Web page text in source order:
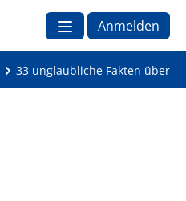
Anmelden
33 unglaubliche Fakten über